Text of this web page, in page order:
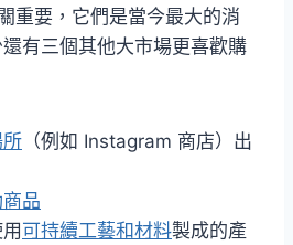
重要，它們是當今最大的消
有三個其他大市場更喜歡購
（例如 Instagram 商店）出
品
可持續工藝和材料製成的產